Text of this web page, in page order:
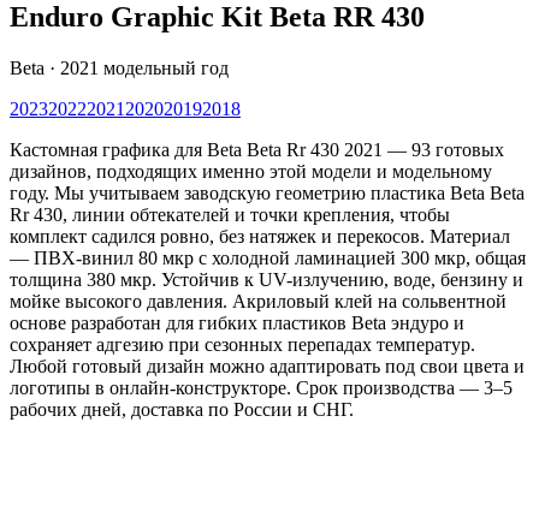
Enduro Graphic Kit Beta RR 430
Beta · 2021 модельный год
202320222021 202020192018
Кастомная графика для Beta Beta Rr 430 2021 — 93 готовых
дизайнов, подходящих именно этой модели и модельному
году. Мы учитываем заводскую геометрию пластика Beta Beta
Rr 430, линии обтекателей и точки крепления, чтобы
комплект садился ровно, без натяжек и перекосов. Материал
— ПВХ-винил 80 мкр с холодной ламинацией 300 мкр, общая
толщина 380 мкр. Устойчив к UV-излучению, воде, бензину и
мойке высокого давления. Акриловый клей на сольвентной
основе разработан для гибких пластиков Beta эндуро и
сохраняет адгезию при сезонных перепадах температур.
Любой готовый дизайн можно адаптировать под свои цвета и
логотипы в онлайн-конструкторе. Срок производства — 3–5
рабочих дней, доставка по России и СНГ.